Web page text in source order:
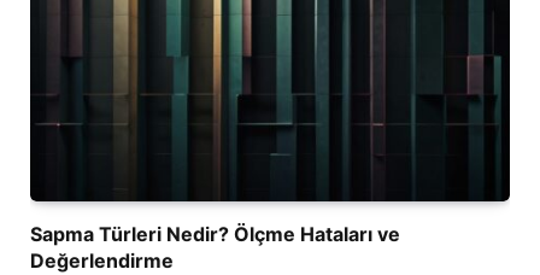
Sapma Türleri Nedir? Ölçme Hataları ve
Değerlendirme